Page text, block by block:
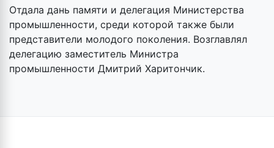
Отдала дань памяти и делегация Министерства
промышленности, среди которой также были
представители молодого поколения. Возглавлял
делегацию заместитель Министра
промышленности Дмитрий Харитончик.